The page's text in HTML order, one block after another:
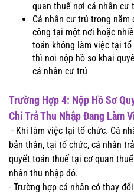
quan thuế nơi cá nhân cư
Cá nhân cư trú trong
công tại một nơi hoặc
toán không làm việc tại
thì nơi nộp hồ sơ khai
cá nhân cư trú
Trường Hợp 4: Nộp Hồ Sơ
Chi Trả Thu Nhập Đang Làm
- Khi làm việc tại tổ chức. Cá
bản thân, tại tổ chức, cá nhân
quyết toán thuế tại cơ quan
nhân thu nhập đó.
- Trường hợp cá nhân có thay